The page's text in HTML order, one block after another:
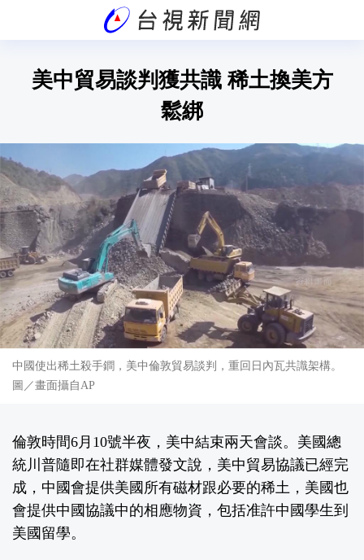
美中貿易談判獲共識 稀土換美方
鬆綁
中國使出稀土殺手鐧，美中倫敦貿易談判，重回日內瓦共識架構。
圖／畫面攝自AP
倫敦時間6月10號半夜，美中結束兩天會談。美國總
統川普隨即在社群媒體發文說，美中貿易協議已經完
成，中國會提供美國所有磁材跟必要的稀土，美國也
會提供中國協議中的相應物資，包括准許中國學生到
美國留學。